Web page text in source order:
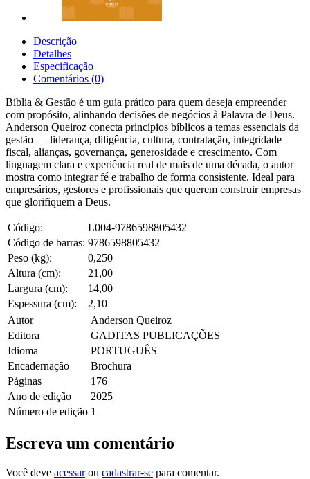
Descrição
Detalhes
Especificação
Comentários (0)
Bíblia & Gestão é um guia prático para quem deseja empreender
com propósito, alinhando decisões de negócios à Palavra de Deus.
Anderson Queiroz conecta princípios bíblicos a temas essenciais da
gestão — liderança, diligência, cultura, contratação, integridade
fiscal, alianças, governança, generosidade e crescimento. Com
linguagem clara e experiência real de mais de uma década, o autor
mostra como integrar fé e trabalho de forma consistente. Ideal para
empresários, gestores e profissionais que querem construir empresas
que glorifiquem a Deus.
Código:
L004-9786598805432
Código de barras: 9786598805432
Peso (kg):
0,250
Altura (cm):
21,00
Largura (cm):
14,00
Espessura (cm):
2,10
Autor
Anderson Queiroz
Editora
GADITAS PUBLICAÇÕES
Idioma
PORTUGUÊS
Encadernação
Brochura
Páginas
176
Ano de edição
2025
Número de edição 1
Escreva um comentário
Você deve acessarou cadastrar-se para comentar.